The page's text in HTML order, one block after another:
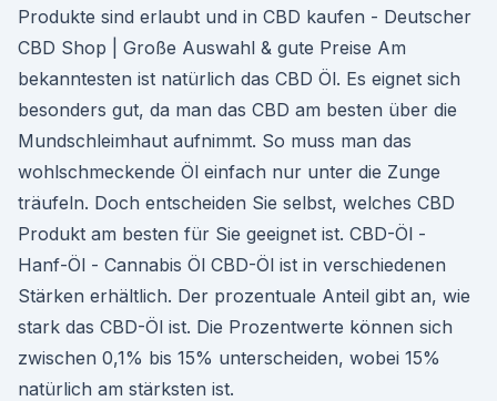
Produkte sind erlaubt und in CBD kaufen - Deutscher
CBD Shop | Große Auswahl & gute Preise Am
bekanntesten ist natürlich das CBD Öl. Es eignet sich
besonders gut, da man das CBD am besten über die
Mundschleimhaut aufnimmt. So muss man das
wohlschmeckende Öl einfach nur unter die Zunge
träufeln. Doch entscheiden Sie selbst, welches CBD
Produkt am besten für Sie geeignet ist. CBD-Öl -
Hanf-Öl - Cannabis Öl CBD-Öl ist in verschiedenen
Stärken erhältlich. Der prozentuale Anteil gibt an, wie
stark das CBD-Öl ist. Die Prozentwerte können sich
zwischen 0,1% bis 15% unterscheiden, wobei 15%
natürlich am stärksten ist.